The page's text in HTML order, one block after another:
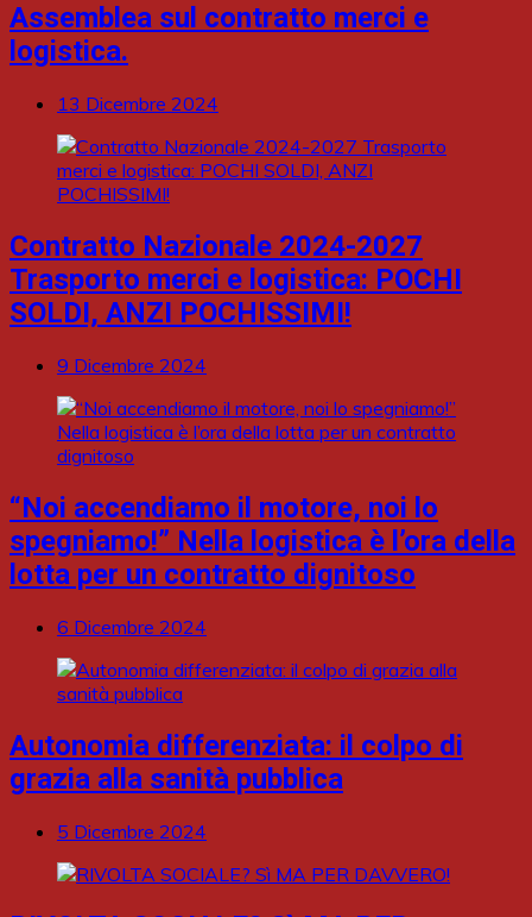
Assemblea sul contratto merci e
logistica.
13 Dicembre 2024
Contratto Nazionale 2024-2027
Trasporto merci e logistica: POCHI
SOLDI, ANZI POCHISSIMI!
9 Dicembre 2024
“Noi accendiamo il motore, noi lo
spegniamo!” Nella logistica è l’ora della
lotta per un contratto dignitoso
6 Dicembre 2024
Autonomia differenziata: il colpo di
grazia alla sanità pubblica
5 Dicembre 2024